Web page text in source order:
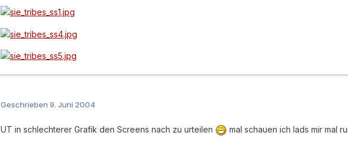
Geschrieben 9. Juni 2004
UT in schlechterer Grafik den Screens nach zu urteilen mal schauen ich lads mir mal